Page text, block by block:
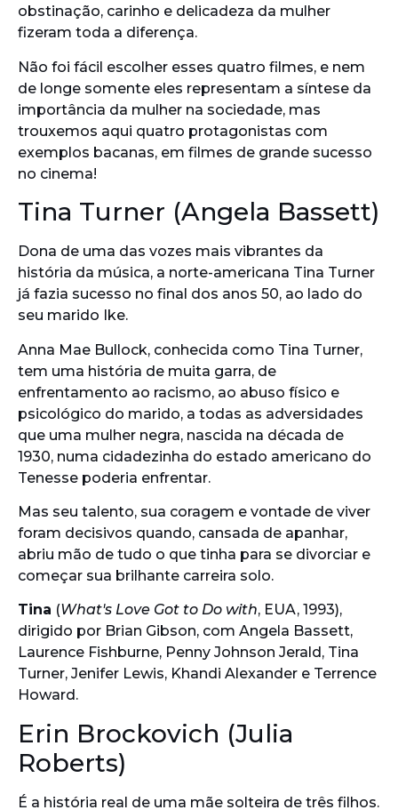
obstinação, carinho e delicadeza da mulher
fizeram toda a diferença.
Não foi fácil escolher esses quatro filmes, e nem
de longe somente eles representam a síntese da
importância da mulher na sociedade, mas
trouxemos aqui quatro protagonistas com
exemplos bacanas, em filmes de grande sucesso
no cinema!
Tina Turner (Angela Bassett)
Dona de uma das vozes mais vibrantes da
história da música, a norte-americana Tina Turner
já fazia sucesso no final dos anos 50, ao lado do
seu marido Ike.
Anna Mae Bullock, conhecida como Tina Turner,
tem uma história de muita garra, de
enfrentamento ao racismo, ao abuso físico e
psicológico do marido, a todas as adversidades
que uma mulher negra, nascida na década de
1930, numa cidadezinha do estado americano do
Tenesse poderia enfrentar.
Mas seu talento, sua coragem e vontade de viver
foram decisivos quando, cansada de apanhar,
abriu mão de tudo o que tinha para se divorciar e
começar sua brilhante carreira solo.
Tina (What's Love Got to Do with, EUA, 1993),
dirigido por Brian Gibson, com Angela Bassett,
Laurence Fishburne, Penny Johnson Jerald, Tina
Turner, Jenifer Lewis, Khandi Alexander e Terrence
Howard.
Erin Brockovich (Julia
Roberts)
É a história real de uma mãe solteira de três filhos.